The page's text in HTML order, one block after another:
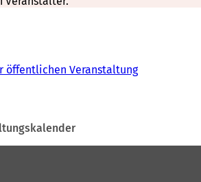
öffentlichen Veranstaltung